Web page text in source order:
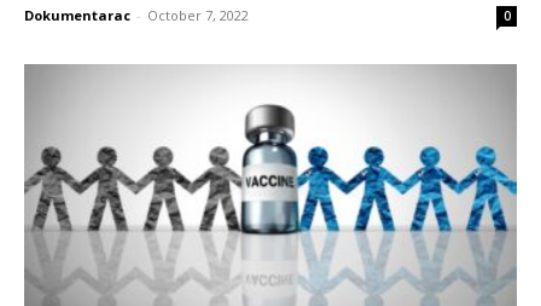
Dokumentarac - October 7, 2022 0